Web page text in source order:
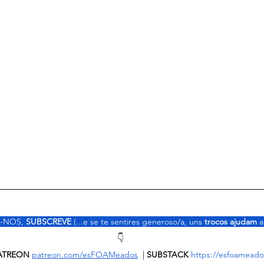
NOS, SUBSCREVE (...e se te sentires generoso/a, uns trocos ajudam
👇
patreon.com/esFOAMeados | SUBSTACK https://